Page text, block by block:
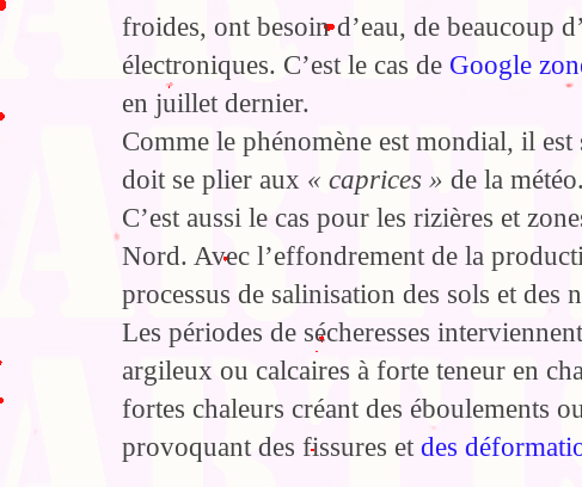
froides, ont besoin d’eau, de beaucoup
électroniques. C’est le cas de Google
en juillet dernier.
Comme le phénomène est mondial, il
doit se plier aux « caprices » de la météo.
C’est aussi le cas pour les rizières et
Nord. Avec l’effondrement de la
processus de salinisation des sols et des
Les périodes de sécheresses
argileux ou calcaires à forte teneur en
fortes chaleurs créant des éboulements
provoquant des fissures et des